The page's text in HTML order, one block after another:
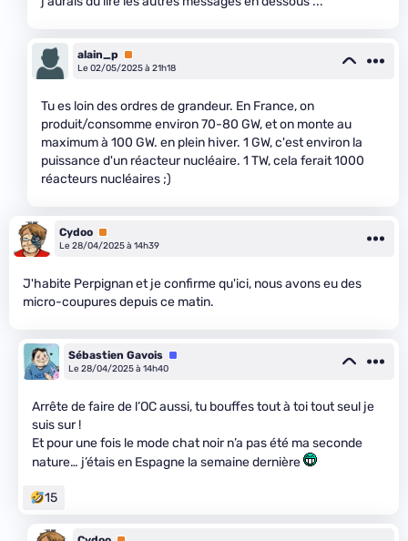
alain_p
Premium
Le 02/05/2025 à 21h18
Tu es loin des ordres de grandeur. En France, on
produit/consomme environ 70-80 GW, et on monte au
maximum à 100 GW. en plein hiver. 1 GW, c'est environ la
puissance d'un réacteur nucléaire. 1 TW, cela ferait 1000
réacteurs nucléaires ;)
Cydoo Premium
Le 28/04/2025 à 14h39
J'habite Perpignan et je confirme qu'ici, nous avons eu des
micro-coupures depuis ce matin.
Sébastien Gavois Équipe
Le 28/04/2025 à 14h40
Arrête de faire de l’OC aussi, tu bouffes tout à toi tout seul je
suis sur !
Et pour une fois le mode chat noir n’a pas été ma seconde
nature… j’étais en Espagne la semaine dernière
15